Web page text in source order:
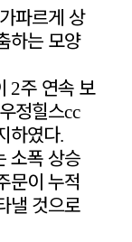
파르게 상
하는 모양
2주 연속 보
정힐스cc
하였다.
소폭 상승
문이 누적
낼 것으로